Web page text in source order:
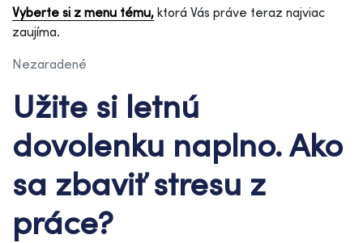
Vyberte si z menu tému, ktorá Vás práve teraz najviac
zaujíma.
Nezaradené
Užite si letnú
dovolenku naplno. Ako
sa zbaviť stresu z
práce?